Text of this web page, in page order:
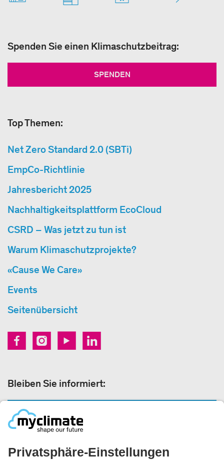
Spenden Sie einen Klimaschutzbeitrag:
SPENDEN
Top Themen:
Net Zero Standard 2.0 (SBTi)
EmpCo-Richtlinie
Jahresbericht 2025
Nachhaltigkeitsplattform EcoCloud
CSRD – Was jetzt zu tun ist
Warum Klimaschutzprojekte?
«Cause We Care»
Events
Seitenübersicht
Bleiben Sie informiert: